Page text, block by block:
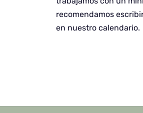
recomendamos
en nuestro calendario.